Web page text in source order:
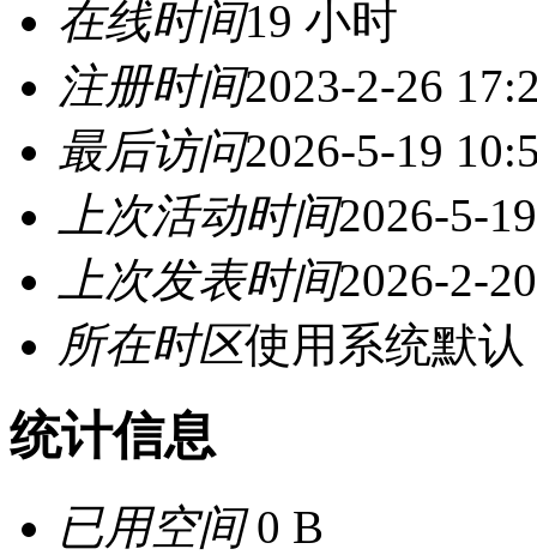
在线时间19 小时
注册时间2023-2-26
最后访问2026-5-19
上次活动时间2026-5-
上次发表时间2026-2-
所在时区使用系统默认
统计信息
已用空间0 B